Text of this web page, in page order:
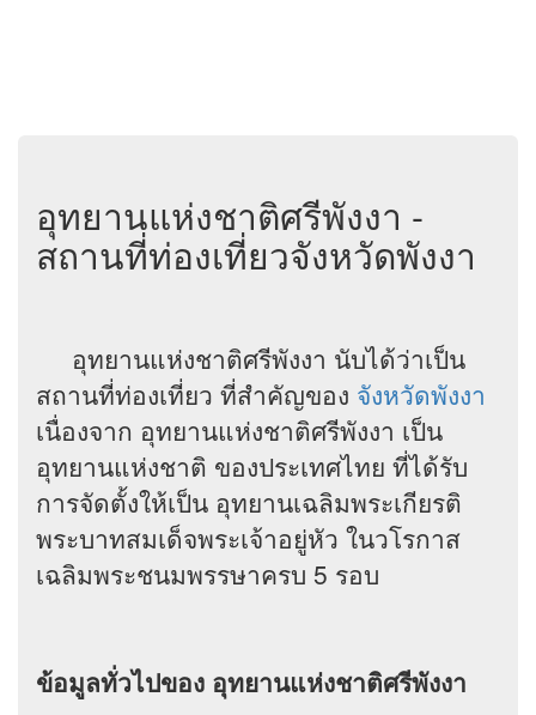
อุทยานแห่งชาติศรีพังงา -
สถานที่ท่องเที่ยวจังหวัดพังงา
อุทยานแห่งชาติศรีพังงา นับได้ว่าเป็น
สถานที่ท่องเที่ยว ที่สำคัญของ จังหวัดพังงา
เนื่องจาก อุทยานแห่งชาติศรีพังงา เป็น
อุทยานแห่งชาติ ของประเทศไทย ที่ได้รับ
การจัดตั้งให้เป็น อุทยานเฉลิมพระเกียรติ
พระบาทสมเด็จพระเจ้าอยู่หัว ในวโรกาส
เฉลิมพระชนมพรรษาครบ 5 รอบ
ข้อมูลทั่วไปของ อุทยานแห่งชาติศรีพังงา